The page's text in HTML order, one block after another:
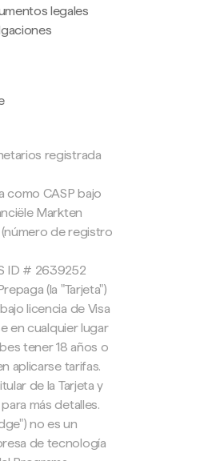
legales
registrada
como CASP bajo
Markten
(número de registro
ID # 2639252
(la "Tarjeta")
licencia de Visa
en cualquier lugar
tener 18 años o
aplicarse tarifas.
de la Tarjeta y
más detalles.
no es un
de tecnología